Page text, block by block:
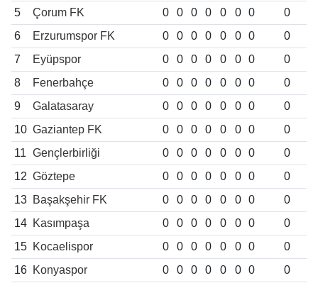
5
Çorum FK 0 0 0 0 0 0 0
0
6
Erzurumspor FK 0 0 0 0 0 0 0
0
7
Eyüpspor 0 0 0 0 0 0 0
0
8
Fenerbahçe 0 0 0 0 0 0 0
0
9
Galatasaray 0 0 0 0 0 0 0
0
10 Gaziantep FK 0 0 0 0 0 0 0
0
11 Gençlerbirliği 0 0 0 0 0 0 0
0
12 Göztepe 0 0 0 0 0 0 0
0
13 Başakşehir FK 0 0 0 0 0 0 0
0
14 Kasımpaşa 0 0 0 0 0 0 0
0
15 Kocaelispor 0 0 0 0 0 0 0
0
16 Konyaspor 0 0 0 0 0 0 0
0